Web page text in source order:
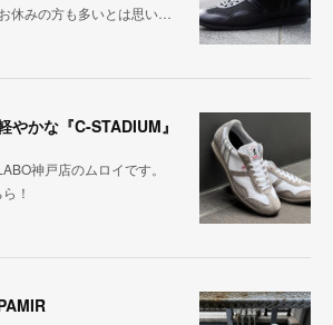
休みの方も多いとは思い…
やかな『C-STADIUM』
神戸店のムロイです。
！